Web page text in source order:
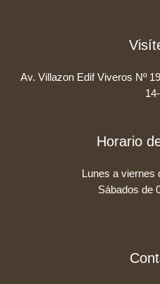
Av. Villazon Edif Viveros Nº
Horario
Lunes a viernes
Sábados de